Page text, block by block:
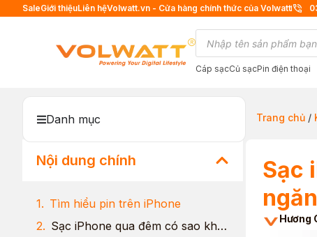
SaleGiới thiệuLiên hệVolwatt.vn - Cửa hàng chính thức của Volwatt
Cáp sạcCủ sạcPin điện thoại
Danh mục Trang chủ /
Nội dung chính
Tìm hiểu pin trên iPhone
Sạc iPhone qua đêm có sao không?
Sạc
Hương